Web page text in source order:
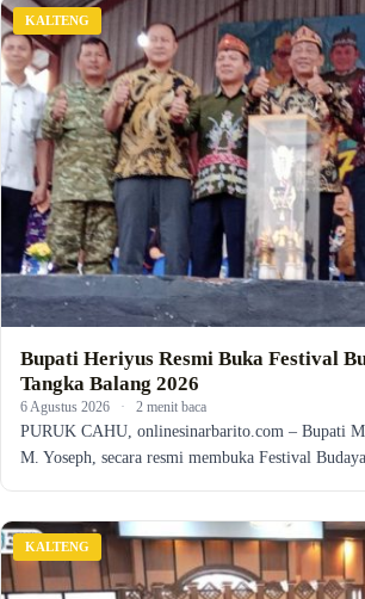
KALTENG
Bupati Heriyus Resmi Buka Festival
Tangka Balang 2026
6 Agustus 2026 · 2 menit baca
PURUK CAHU, onlinesinarbarito.com – Bupati
M. Yoseph, secara resmi membuka Festival
KALTENG